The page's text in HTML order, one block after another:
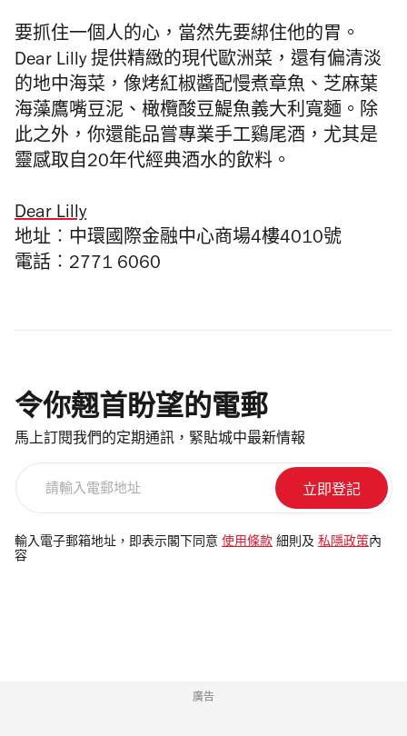
要抓住一個人的心，當然先要綁住他的胃。
Dear Lilly 提供精緻的現代歐洲菜，還有偏清淡
的地中海菜，像烤紅椒醬配慢煮章魚、芝麻葉
海藻鷹嘴豆泥、橄欖酸豆鯷魚義大利寬麵。除
此之外，你還能品嘗專業手工鷄尾酒，尤其是
靈感取自20年代經典酒水的飲料。
Dear Lilly
地址︰中環國際金融中心商場4樓4010號
電話︰2771 6060
令你翹首盼望的電郵
馬上訂閱我們的定期通訊，緊貼城中最新情報
電
郵
輸入電子郵箱地址，即表示閣下同意 使用條款 細則及 私隱政策 內
容
廣告